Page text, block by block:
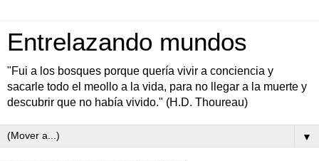
Entrelazando mundos
"Fui a los bosques porque quería vivir a conciencia y
sacarle todo el meollo a la vida, para no llegar a la muerte y
descubrir que no había vivido." (H.D. Thoureau)
▼